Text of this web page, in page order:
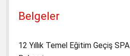
Belgeler
12 Yıllık Temel Eğitim Geçiş